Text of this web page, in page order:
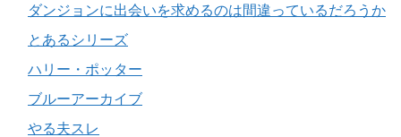
ダンジョンに出会いを求めるのは間違っているだろうか
とあるシリーズ
ハリー・ポッター
ブルーアーカイブ
やる夫スレ